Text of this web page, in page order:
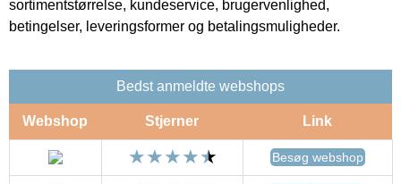
sortimentstørrelse, kundeservice, brugervenlighed,
betingelser, leveringsformer og betalingsmuligheder.
Bedst anmeldte webshops
Webshop Stjerner Link
Besøg webshop